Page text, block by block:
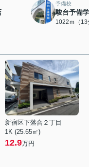
予備校
駿台予備
1022ｍ（13
新宿区下落合２丁目
1K (25.65㎡)
12.9万円